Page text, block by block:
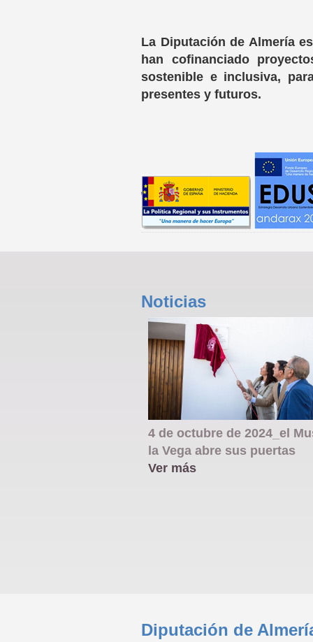
La Diputación de Almería
han cofinanciado
sostenible e inclusiva,
presentes y futuros.
Noticias
4 de octubre de 2024_el
la Vega abre sus puertas
Ver más
Diputación de